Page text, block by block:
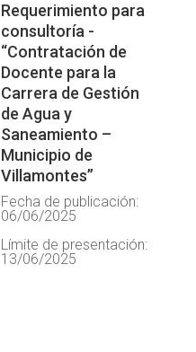
Requerimiento para
consultoría -
“Contratación de
Docente para la
Carrera de Gestión
de Agua y
Saneamiento –
Municipio de
Villamontes”
Fecha de publicación:
06/06/2025
Límite de presentación:
13/06/2025